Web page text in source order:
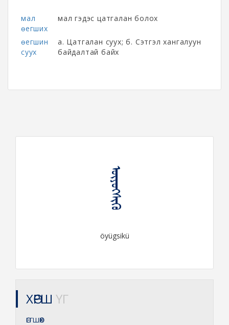
мал
өегших
мал гэдэс цатгалан болох
өегшин
суух
а. Цатгалан суух; б. Сэтгэл хангалуун
байдалтай байх
ᠥᠶᠦᠭᠰᠢᠬᠦ
öyügsikü
ХӨРШ ҮГ
ӨЕГШӨӨХ